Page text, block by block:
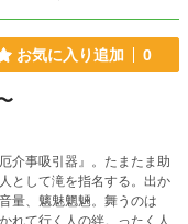
お気に入り追加 0
介事吸引器』。たまたま助
として滝を指名する。出か
量、魑魅魍魎。舞うのは
れて行く人の絆。ったく人